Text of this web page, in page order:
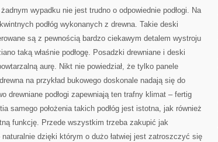
wypadku nie jest trudno o odpowiednie podłogi. Na
podłóg wykonanych z drewna. Takie deski
są z pewnością bardzo ciekawym detalem wystroju
taką właśnie podłogę. Posadzki drewniane i deski
aurę. Nikt nie powiedział, że tylko panele
na przykład bukowego doskonale nadają się do
drewniane podłogi zapewniają ten trafny klimat – fertig
samego położenia takich podłóg jest istotna, jak również
funkcję. Przede wszystkim trzeba zakupić jak
dzięki którym o dużo łatwiej jest zatroszczyć się